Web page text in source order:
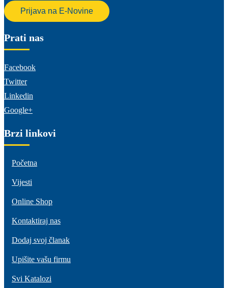
Prijava na E-Novine
Prati nas
Facebook
Twitter
Linkedin
Google+
Brzi linkovi
Početna
Vijesti
Online Shop
Kontaktiraj nas
Dodaj svoj članak
Upišite vašu firmu
Svi Katalozi